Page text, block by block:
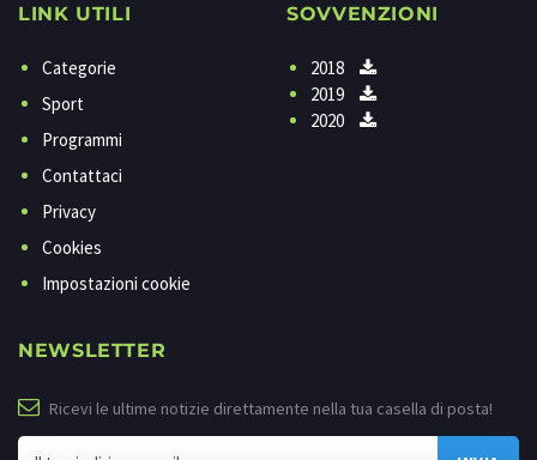
LINK UTILI
Categorie
Sport
Programmi
Contattaci
Privacy
Cookies
Impostazioni cookie
SOVVENZIONI
2018
2019
2020
NEWSLETTER
Ricevi le ultime notizie direttamente nella tua casella di posta!